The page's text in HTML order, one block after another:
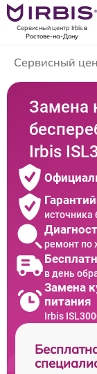
Сервисный центр Irbisв
Ростове-на-Дону
Сервисный
Замена
Irbis
источника
ремонт по
в день
Замена
питания
Irbis